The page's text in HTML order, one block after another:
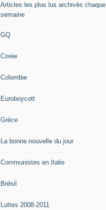
Articles les plus lus archivés chaque
semaine
GQ
Corée
Colombie
Euroboycott
Grèce
La bonne nouvelle du jour
Communistes en Italie
Brésil
Luttes 2008-2011